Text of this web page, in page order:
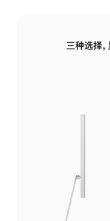
三种选择